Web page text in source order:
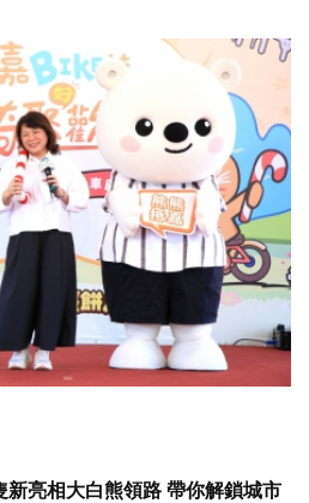
亮相大白熊領路 帶你解鎖城市